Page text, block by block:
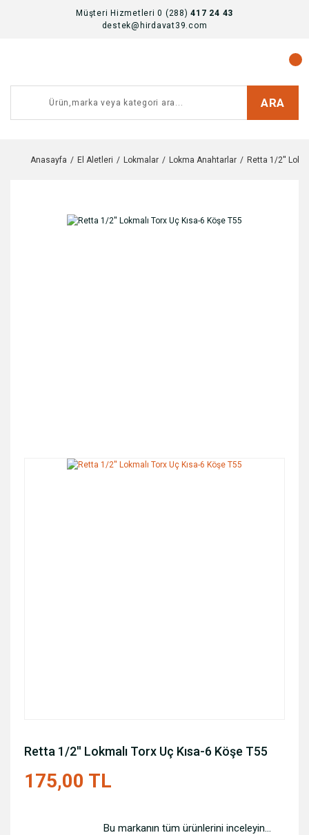
Müşteri Hizmetleri 0 (288)417 24 43
destek@hirdavat39.com
ARA
Anasayfa El Aletleri Lokmalar Lokma Anahtarlar Retta 1/2''
Retta 1/2'' Lokmalı Torx Uç Kısa-6 Köşe T55
175,00 TL
Bu markanın tüm ürünlerini inceleyin...